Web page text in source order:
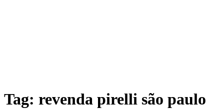
Tag: revenda pirelli são paulo